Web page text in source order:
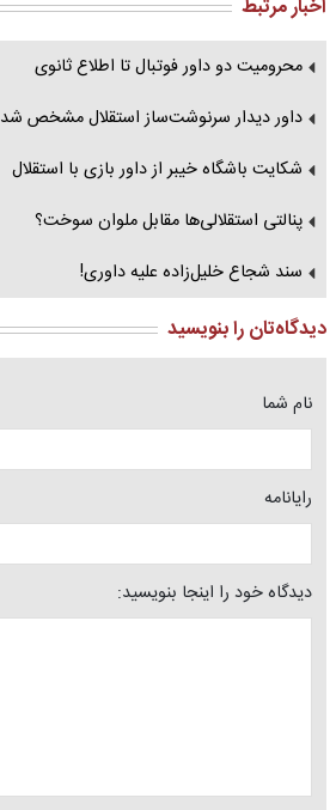
اخبار مرتبط
محرومیت دو داور فوتبال تا اطلاع ثانوی
داور دیدار سرنوشت‌ساز استقلال مشخص شد
شکایت باشگاه خیبر از داور بازی با استقلال
پنالتی استقلالی‌ها مقابل ملوان سوخت؟
سند شجاع خلیل‌زاده علیه داوری!
دیدگاه‌تان را بنویسید
نام شما
رایانامه
دیدگاه خود را اینجا بنویسید: